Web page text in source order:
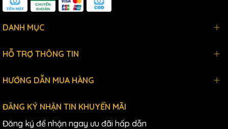
DANH MỤC
HỖ TRỢ THÔNG TIN
HƯỚNG DẪN MUA HÀNG
ĐĂNG KÝ NHẬN TIN KHUYẾN MÃI
Đăng ký để nhận ngay ưu đãi hấp dẫn